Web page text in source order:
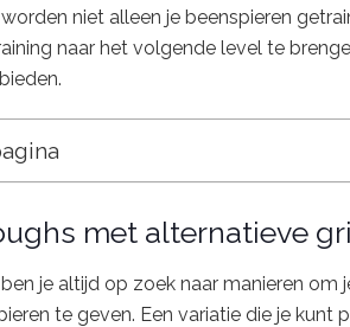
niet alleen je beenspieren
naar het volgende level te
met alternatieve
je altijd op zoek naar manieren om
te geven. Een variatie die je kunt